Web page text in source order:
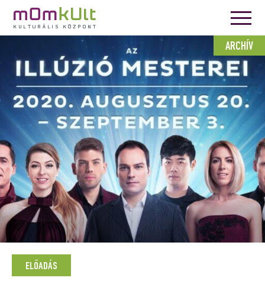
ARCHÍV
ELŐADÁS